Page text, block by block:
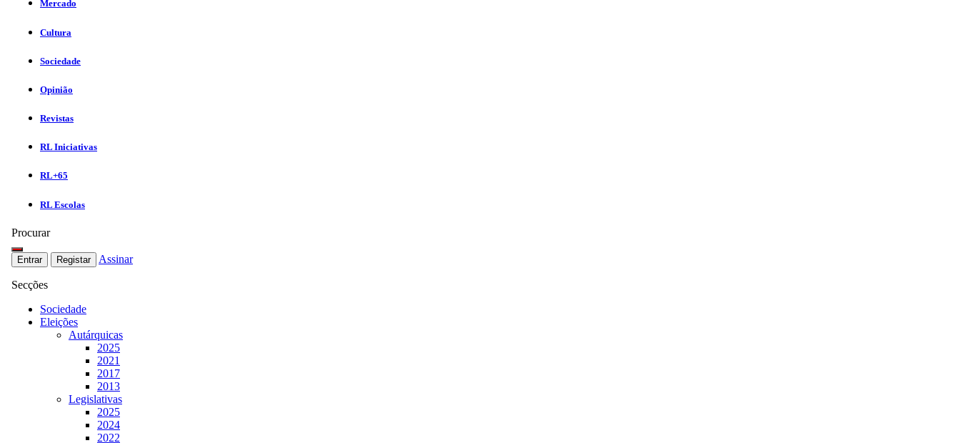
Mercado
Cultura
Sociedade
Opinião
Revistas
RL Iniciativas
RL+65
RL Escolas
Procurar
Entrar Registar Assinar
Secções
Sociedade
Eleições
Autárquicas
2025
2021
2017
2013
Legislativas
2025
2024
2022